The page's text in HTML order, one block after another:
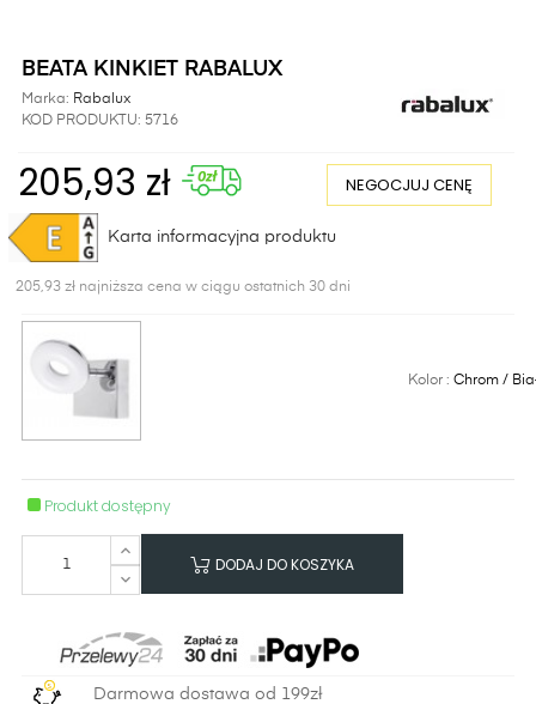
BEATA KINKIET RABALUX
Marka: Rabalux
KOD PRODUKTU: 5716
205,93 zł NEGOCJUJ CENĘ
Karta informacyjna produktu
205,93 zł najniższa cena w ciągu ostatnich 30 dni
Kolor :Chrom /
Produkt dostępny
DODAJ DO KOSZYKA
Darmowa dostawa od 199zł